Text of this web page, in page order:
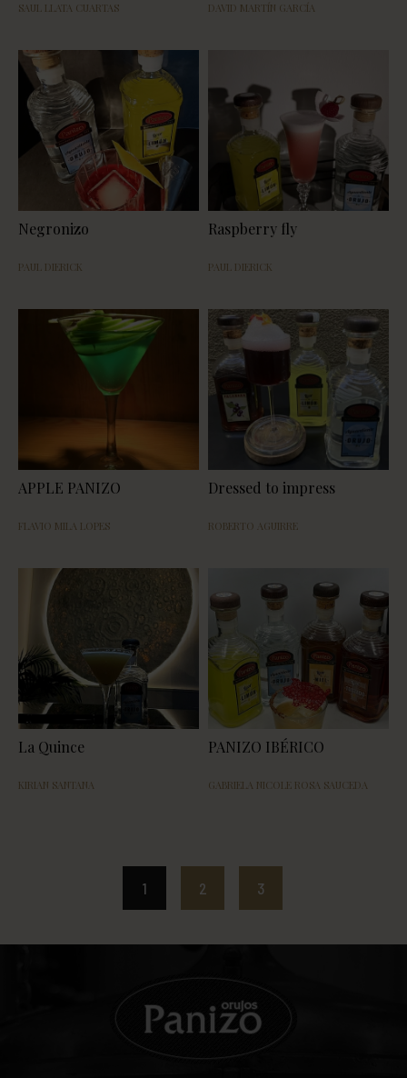
SAUL LLATA CUARTAS DAVID MARTÍN GARCÍA
Negronizo
PAUL DIERICK
Raspberry fly
PAUL DIERICK
APPLE PANIZO
FLAVIO MILA LOPES
Dressed to impress
ROBERTO AGUIRRE
La Quince
KIRIAN SANTANA
PANIZO IBÉRICO
GABRIELA NICOLE ROSA SAUCEDA
1 2 3